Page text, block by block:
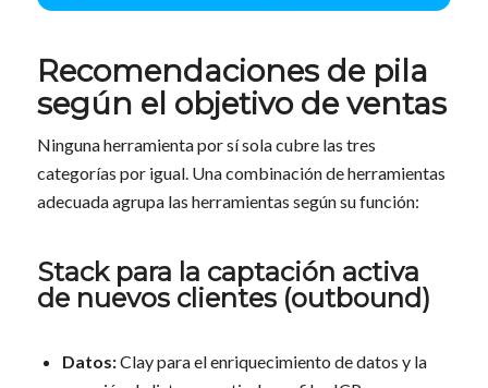
Recomendaciones de pila
según el objetivo de ventas
Ninguna herramienta por sí sola cubre las tres
categorías por igual. Una combinación de herramientas
adecuada agrupa las herramientas según su función:
Stack para la captación activa
de nuevos clientes (outbound)
Datos:Clay para el enriquecimiento de datos y la